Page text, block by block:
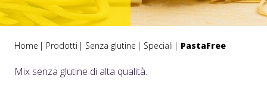
Home Prodotti Senza glutine Speciali PastaFree
Mix senza glutine di alta qualità.